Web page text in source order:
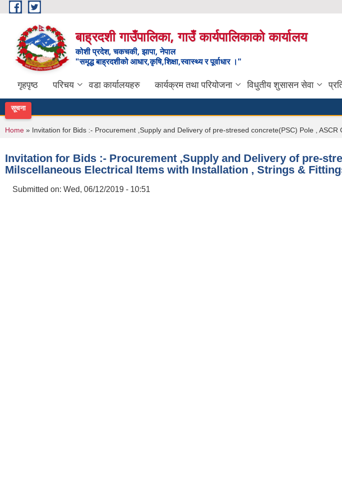
Skip to main content
बाह्रदशी गाउँपालिका, गाउँ कार्यपालिकाको कार्यालय
कोशी प्रदेश, चकचकी, झापा, नेपाल
"समृद्ध बाह्रदशीको आधार,कृषि,शिक्षा,स्वास्थ्य र पूर्वाधार ।"
गृहपृष्ठ परिचय वडा कार्यालयहरु कार्यक्रम तथा परियोजना विधुतीय शुसासन सेवा
सूचना
You are here
Home » Invitation for Bids :- Procurement ,Supply and Delivery of pre-stresed concrete(PSC) Pole ,
Invitation for Bids :- Procurement ,Supply and Delivery of pre-
Milscellaneous Electrical Items with Installation , Strings &
Submitted on: Wed, 06/12/2019 - 10:51